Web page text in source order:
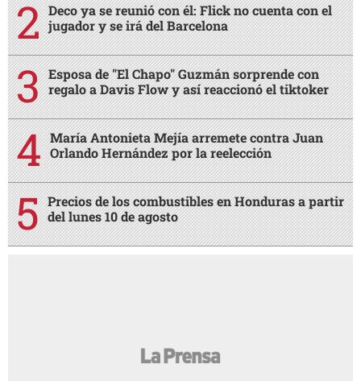
Deco ya se reunió con él: Flick no cuenta con el
jugador y se irá del Barcelona
Esposa de "El Chapo" Guzmán sorprende con
regalo a Davis Flow y así reaccionó el tiktoker
María Antonieta Mejía arremete contra Juan
Orlando Hernández por la reelección
Precios de los combustibles en Honduras a partir
del lunes 10 de agosto